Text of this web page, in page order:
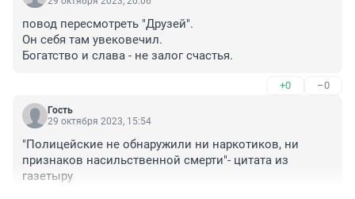
повод пересмотреть "Друзей".
Он себя там увековечил.
Богатство и слава - не залог счастья.
+0 –0
Гость
29 октября 2023, 15:54
"Полицейские не обнаружили ни наркотиков, ни
признаков насильственной смерти"- цитата из
газетыру